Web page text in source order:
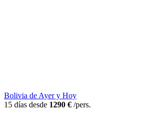
Bolivia de Ayer y Hoy
15 días desde 1290 € /pers.